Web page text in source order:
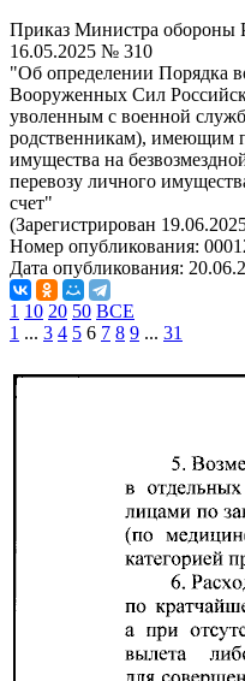
Приказ Министра обороны
16.05.2025 № 310
"Об определении Порядка
Вооруженных Сил
уволенным с военной
родственникам), имеющим
имущества на
перевозу личного
счет"
(Зарегистрирован
Номер опубликования:
Дата опубликования:
1 10 20 50 ВСЕ
1 ... 3 4 5 6 7 8 9 ... 31